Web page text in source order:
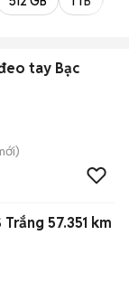
tay Bạc
57.351 km